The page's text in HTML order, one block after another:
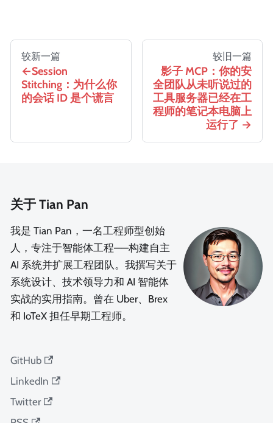
较新一篇
Session
Stitching：为什么你
的会话 ID 是个谎言
较旧一篇
影子 MCP：你的安
全团队从未听说过的
工具服务器已经在工
程师的笔记本电脑上
运行了
关于 Tian Pan
我是 Tian Pan，一名工程师型创始
人，专注于智能体工程——构建自主
AI 系统并扩展工程团队。我撰写关于
系统设计、技术领导力和 AI 智能体
实战的实用指南。曾在 Uber、Brex
和 IoTeX 担任早期工程师。
GitHub
LinkedIn
Twitter